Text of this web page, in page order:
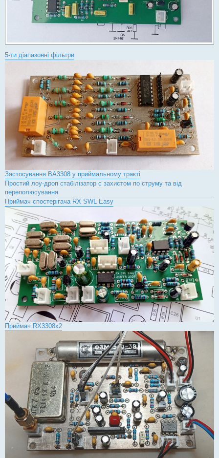
5-ти діапазонні фільтри
Застосування BA3308 у приймальному тракті
Простий лоу-дроп стабілізатор с захистом по струму та від
переполюсування
Приймач спостерігача RX SWL Easy
Приймач RX3308x2